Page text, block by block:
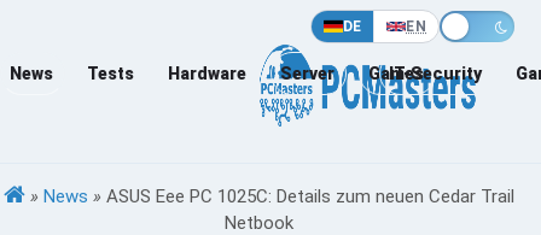
DE EN
News Tests Hardware Server Games
IT-Security
» News » ASUS Eee PC 1025C: Details zum neuen Cedar Trail
Netbook